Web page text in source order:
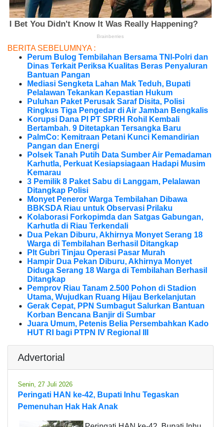
BERITA SEBELUMNYA :
Perum Bulog Tembilahan Bersama TNI-Polri dan
Dinas Terkait Periksa Kualitas Beras Penyaluran
Bantuan Pangan
Mediasi Sengketa Lahan Mak Teduh, Bupati
Pelalawan Tekankan Kepastian Hukum
Puluhan Paket Perusak Saraf Disita, Polisi
Ringkus Tiga Pengedar di Air Jamban Bengkalis
Korupsi Dana PI PT SPRH Rohil Kembali
Bertambah. 9 Ditetapkan Tersangka Baru
PalmCo: Kemitraan Petani Kunci Kemandirian
Pangan dan Energi
Polsek Tanah Putih Data Sumber Air Pemadaman
Karhutla, Perkuat Kesiapsiagaan Hadapi Musim
Kemarau
3 Pemilik 8 Paket Sabu di Langgam, Pelalawan
Ditangkap Polisi
Monyet Peneror Warga Tembilahan Dibawa
BBKSDA Riau untuk Observasi Prilaku
Kolaborasi Forkopimda dan Satgas Gabungan,
Karhutla di Riau Terkendali
Dua Pekan Diburu, Akhirnya Monyet Serang 18
Warga di Tembilahan Berhasil Ditangkap
Plt Gubri Tinjau Operasi Pasar Murah
Hampir Dua Pekan Diburu, Akhirnya Monyet
Diduga Serang 18 Warga di Tembilahan Berhasil
Ditangkap
Pemprov Riau Tanam 2.500 Pohon di Stadion
Utama, Wujudkan Ruang Hijau Berkelanjutan
Gerak Cepat, PPN Sumbagut Salurkan Bantuan
Korban Bencana Banjir di Sumbar
Juara Umum, Petenis Belia Persembahkan Kado
HUT RI bagi PTPN IV Regional III
Advertorial
Senin, 27 Juli 2026
Peringati HAN ke-42, Bupati Inhu Tegaskan
Pemenuhan Hak Hak Anak